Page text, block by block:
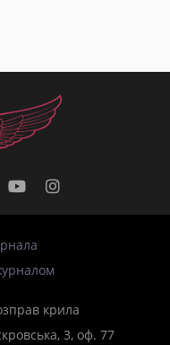
крила
3, оф. 77